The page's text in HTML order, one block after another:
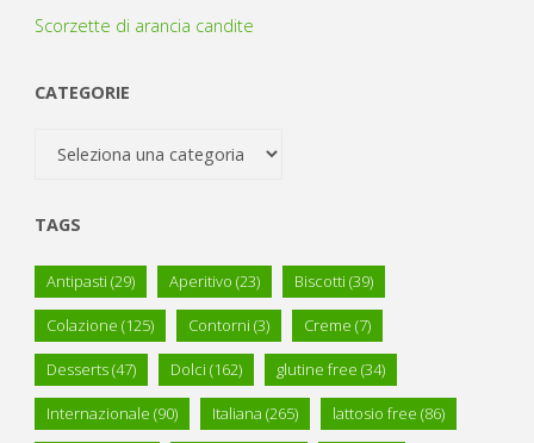
Scorzette di arancia candite
CATEGORIE
Categorie
TAGS
Antipasti (29) Aperitivo (23) Biscotti (39)
Colazione (125) Contorni (3) Creme (7)
Desserts(47) Dolci (162) glutine free (34)
Internazionale (90) Italiana (265) lattosio free (86)